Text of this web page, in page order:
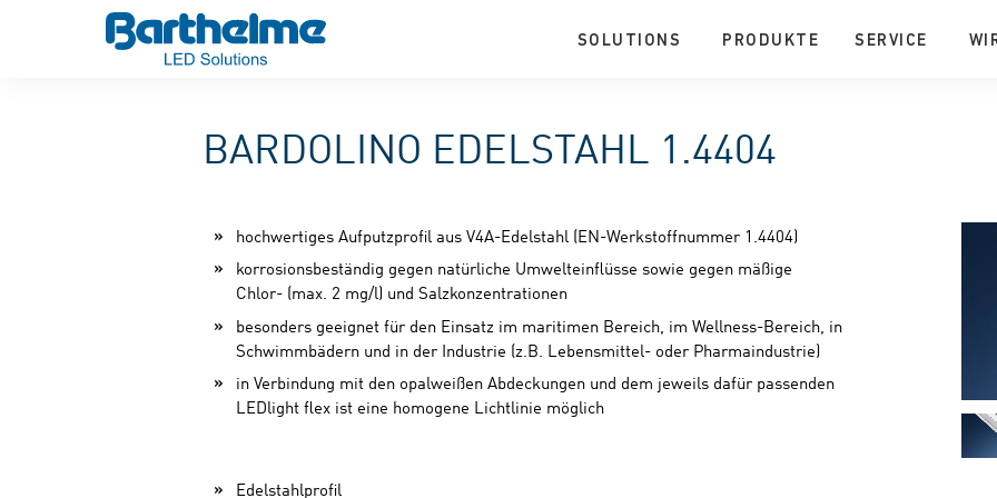
SOLUTIONS PRODUKTE SERVICE